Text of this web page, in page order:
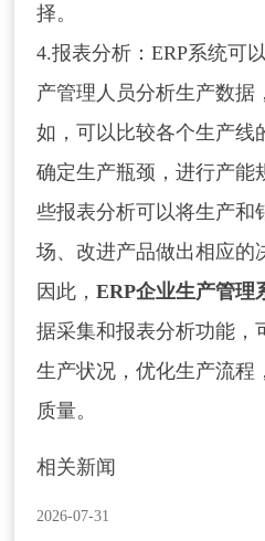
择。
4.报表分析：ERP系统可
产管理人员分析生产数据
如，可以比较各个生产线
确定生产瓶颈，进行产能
些报表分析可以将生产和
场、改进产品做出相应的
因此，ERP企业生产管理
据采集和报表分析功能，
生产状况，优化生产流程
质量。
相关新闻
2026-07-31